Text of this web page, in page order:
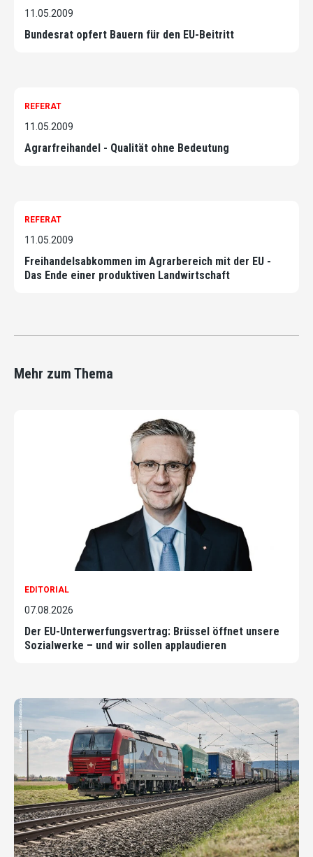
11.05.2009
Bundesrat opfert Bauern für den EU-Beitritt
REFERAT
11.05.2009
Agrarfreihandel - Qualität ohne Bedeutung
REFERAT
11.05.2009
Freihandelsabkommen im Agrarbereich mit der EU -
Das Ende einer produktiven Landwirtschaft
Mehr zum Thema
EDITORIAL
07.08.2026
Der EU-Unterwerfungsvertrag: Brüssel öffnet unsere
Sozialwerke – und wir sollen applaudieren